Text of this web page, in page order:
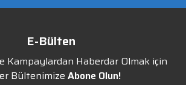
E-Bülten
Kampaylardan Haberdar Olmak için
Bültenimize Abone Olun!